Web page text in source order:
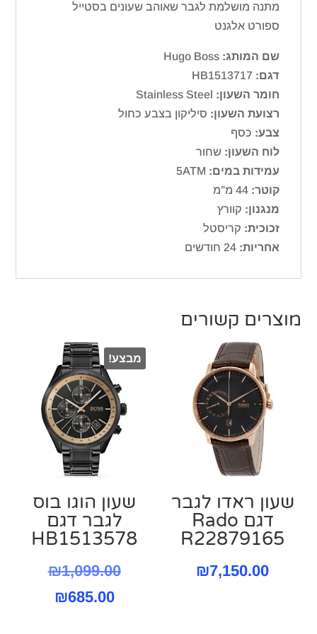
מתנה מושלמת לגבר שאוהב שעונים בסטייל
ספורט אלגנט
שם המותג: Hugo Boss
דגם:
חומר השעון:
רצועת השעון: סיליקון בצבע כחול
צבע: כסף
לוח השעון: שחור
עמידות במים:
קוטר: 44 מ”מ
מנגנון: קוורץ
זכוכית: קריסטל
אחריות: 24 חודשים
מוצרים קשורים
שעון ראדו לגבר
דגם Rado
R22879165
₪7,150.00
מבצע!
שעון הוגו בוס
לגבר דגם
HB1513578
₪1,099.00
המחיר
₪685.00